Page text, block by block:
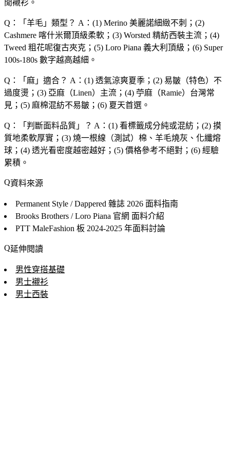
閒襯衫。
Q：「 羊毛 」類型？ A：(1) Merino 美麗諾細緻不刺；(2)
Cashmere 喀什米爾頂級柔軟；(3) Worsted 精紡西裝主流；(4)
Tweed 粗花呢復古夾克；(5) Loro Piana 義大利頂級；(6) Super
100s-180s 數字越高越細。
Q：「 麻 」適合？ A：(1) 透氣涼爽夏季；(2) 易皺（特色）不
過度燙；(3) 亞麻（Linen）主流；(4) 苧麻（Ramie）台灣常
見；(5) 麻棉混紡不易皺；(6) 夏天首選。
Q：「 判斷面料品質 」？ A：(1) 看標籤成分純或混紡；(2) 摸
質地柔軟厚實；(3) 燒一根線（測試）棉、羊毛燒灰、化纖熔
球；(4) 透光看密度越密越好；(5) 價格參考不絕對；(6) 經驗
累積。
資料來源
Permanent Style / Dappered 雜誌 2026 面料指南
Brooks Brothers / Loro Piana 官網 面料介紹
PTT MaleFashion 板 2024-2025 年面料討論
延伸閱讀
男性穿搭基礎
男士襯衫
男士西裝